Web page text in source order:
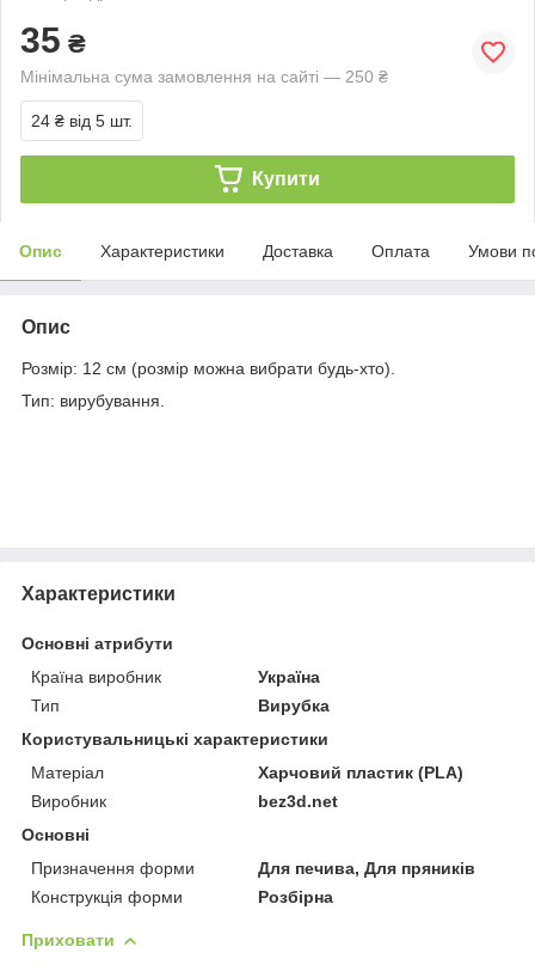
35 ₴
Мінімальна сума замовлення на сайті — 250 ₴
24 ₴ від 5 шт.
Купити
Опис Характеристики Доставка Оплата Умови
Опис
Розмір: 12 см (розмір можна вибрати будь-хто).
Тип: вирубування.
Характеристики
Основні атрибути
Країна виробник
Україна
Тип
Вирубка
Користувальницькі характеристики
Матеріал
Харчовий пластик (PLA)
Виробник
bez3d.net
Основні
Призначення форми
Для печива, Для пряників
Конструкція форми
Розбірна
Приховати